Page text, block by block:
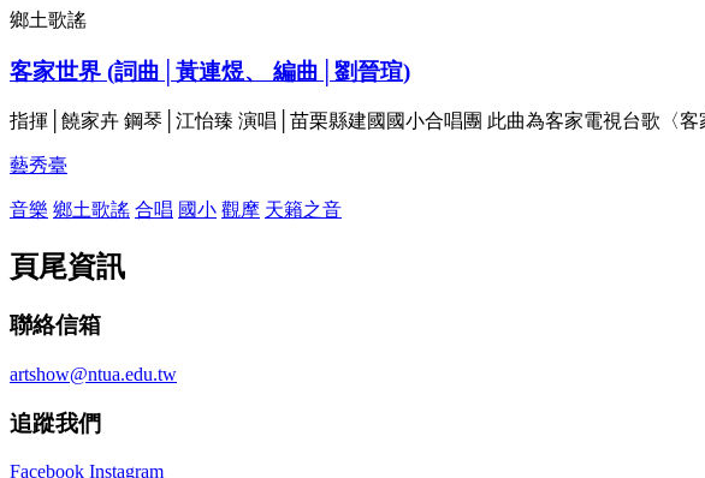
鄉土歌謠
客家世界 (詞曲│黃連煜、 編曲│劉晉瑄)
指揮│饒家卉 鋼琴│江怡臻 演唱│苗栗縣建國國小合唱團 此曲為客家電視台歌
藝秀臺
音樂 鄉土歌謠 合唱 國小 觀摩 天籟之音
頁尾資訊
聯絡信箱
artshow@ntua.edu.tw
追蹤我們
Facebook Instagram